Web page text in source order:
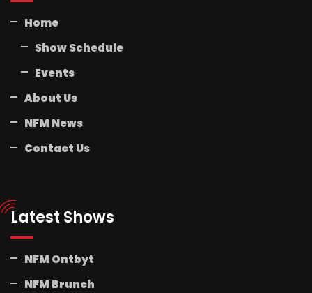
Home
Show Schedule
Events
About Us
NFM News
Contact Us
Latest Shows
NFM Ontbyt
NFM Brunch